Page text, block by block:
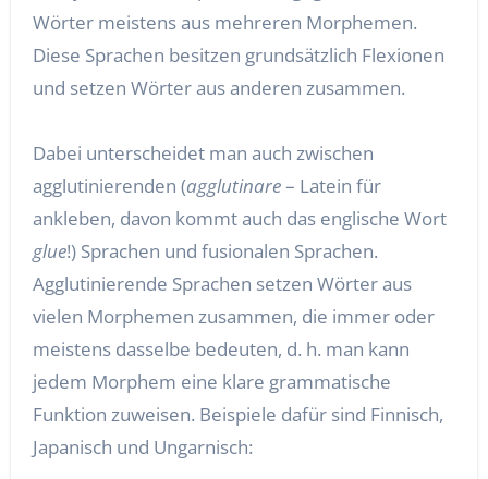
Wörter meistens aus mehreren Morphemen.
Diese Sprachen besitzen grundsätzlich Flexionen
und setzen Wörter aus anderen zusammen.
Dabei unterscheidet man auch zwischen
agglutinierenden (agglutinare– Latein für
ankleben, davon kommt auch das englische Wort
glue!) Sprachen und fusionalen Sprachen.
Agglutinierende Sprachen setzen Wörter aus
vielen Morphemen zusammen, die immer oder
meistens dasselbe bedeuten, d. h. man kann
jedem Morphem eine klare grammatische
Funktion zuweisen. Beispiele dafür sind Finnisch,
Japanisch und Ungarnisch: